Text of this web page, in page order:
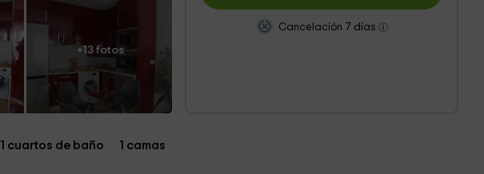
+13 fotos
Cancelación 7 días
1 cuartos de baño 1 camas